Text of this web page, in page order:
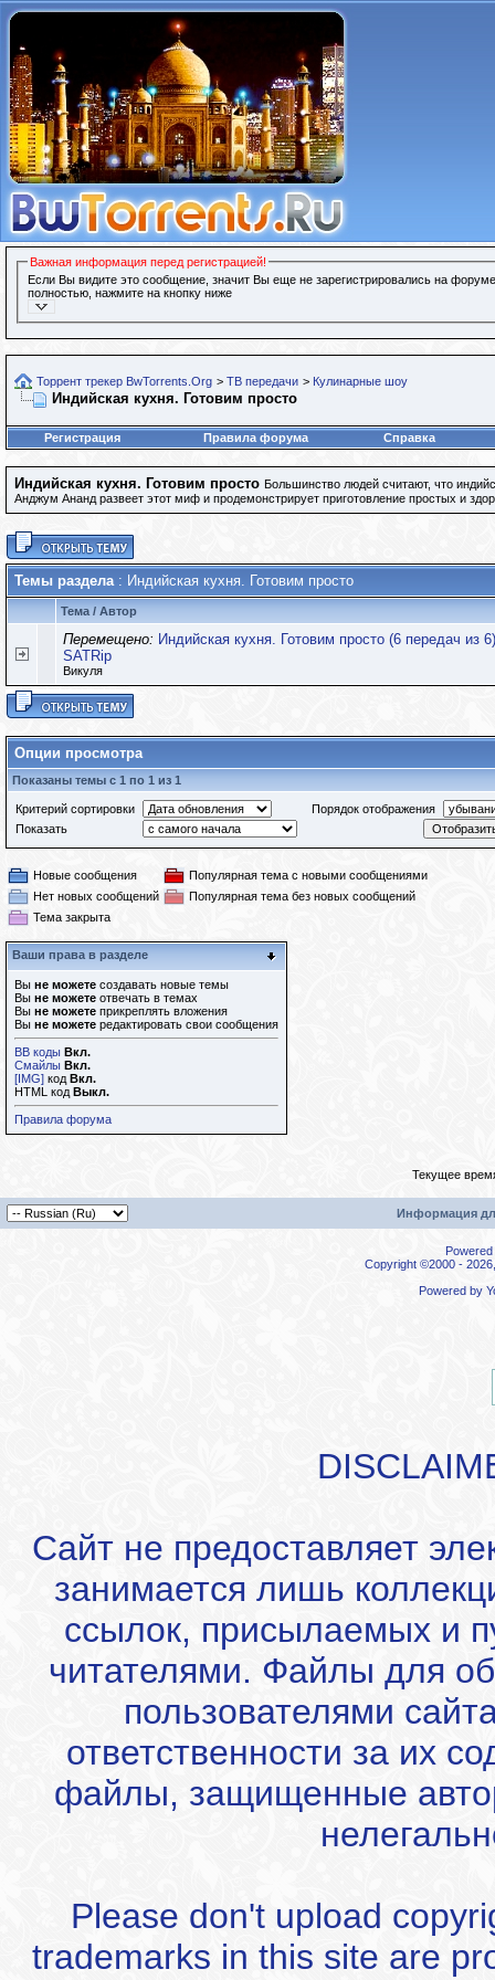
Важная информация перед регистрацией!
Если Вы видите это сообщение, значит Вы еще не зарегистрировались на
полностью, нажмите на кнопку ниже
Торрент трекер BwTorrents.Org > ТВ передачи > Кулинарные шоу
Индийская кухня. Готовим просто
Регистрация Правила форума Справка
Индийская кухня. Готовим просто Большинство людей считают, что
Анджум Ананд развеет этот миф и продемонстрирует приготовление простых и
Темы раздела: Индийская кухня. Готовим просто
Тема / Автор
Перемещено: Индийская кухня. Готовим просто (6 передач из
SATRip
Викуля
Опции просмотра
Показаны темы с 1 по 1 из 1
Критерий сортировки
Порядок отображения
Показать
Новые сообщения
Популярная тема с новыми сообщениями
Нет новых сообщений
Популярная тема без новых сообщений
Тема закрыта
Ваши права в разделе
Вы не можете создавать новые темы
Вы не можете отвечать в темах
Вы не можете прикреплять вложения
Вы не можете редактировать свои сообщения
BB коды Вкл.
Смайлы Вкл.
[IMG] код Вкл.
HTML код Выкл.
Правила форума
Текущее
Информация
Copyright ©2000 -
Powered by
Сайт не предоставляет
занимается лишь
ссылок, присылаемых и
читателями. Файлы для
пользователями
ответственности за их
файлы, защищенные
Please don't upload
trademarks in this site are